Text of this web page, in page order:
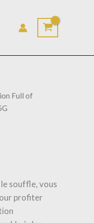
Full of
souffle, vous
profiter